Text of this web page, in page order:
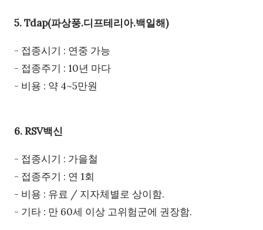
5. Tdap(파상풍.디프테리아.백일해)
- 접종시기 : 연중 가능
- 접종주기 : 10년 마다
- 비용 : 약 4~5만원
6. RSV백신
- 접종시기 : 가을철
- 접종주기 : 연 1회
- 비용 : 유료 / 지자체별로 상이함.
- 기타 : 만 60세 이상 고위험군에 권장함.